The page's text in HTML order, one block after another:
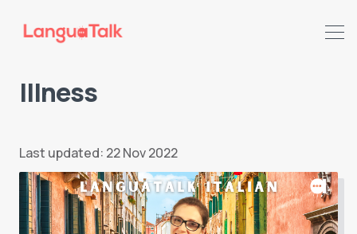
Illness
Last updated: 22 Nov 2022